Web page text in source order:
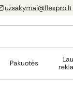
uzsakymai@flexpro.lt
Pakuotės